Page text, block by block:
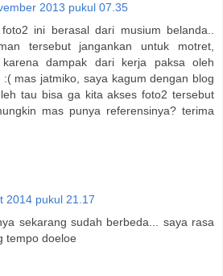
2013 pukul 07.35
ini berasal dari musium belanda..
tersebut jangankan untuk motret,
dampak dari kerja paksa oleh
:( mas jatmiko, saya kagum dengan blog
tau bisa ga kita akses foto2 tersebut
mas punya referensinya? terima
2014 pukul 21.17
sekarang sudah berbeda... saya rasa
tempo doeloe